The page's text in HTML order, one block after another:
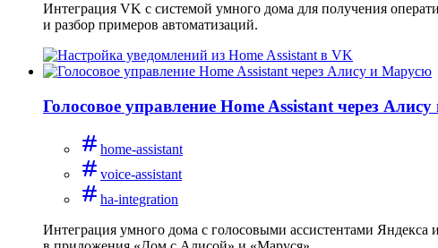
Интеграция VK с системой умного дома для получения
и разбор примеров автоматизаций.
Голосовое управление Home Assistant через
home-assistant
voice-assistant
ha-integration
Интеграция умного дома с голосовыми ассистентами Яндекса